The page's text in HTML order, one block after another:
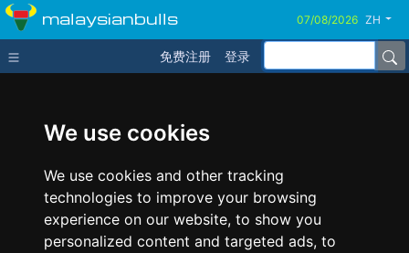
We use cookies
We use cookies and other tracking
technologies to improve your browsing
experience on our website, to show you
personalized content and targeted ads, to
malaysianbulls ZH
免费注册 登录